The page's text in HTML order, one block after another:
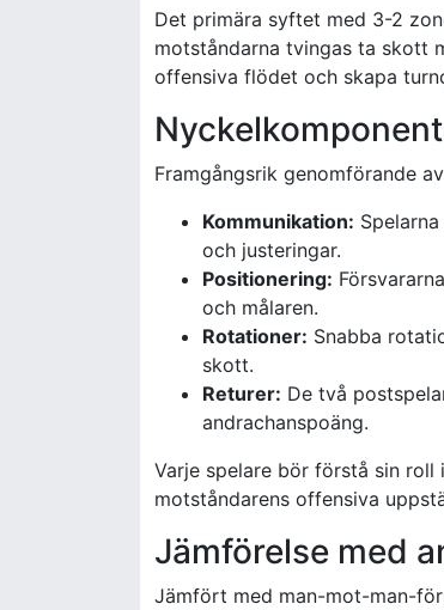
Det primära syftet med 3-2
motståndarna tvingas ta skott
offensiva flödet och skapa
Framgångsrik genomförande
Kommunikation:
och justeringar.
Positionering:
och målaren.
Rotationer: Snabba
skott.
Returer: De två
andrachanspoäng.
Varje spelare bör förstå sin
motståndarens offensiva
Jämförelse med
Jämfört med man-mot-man-